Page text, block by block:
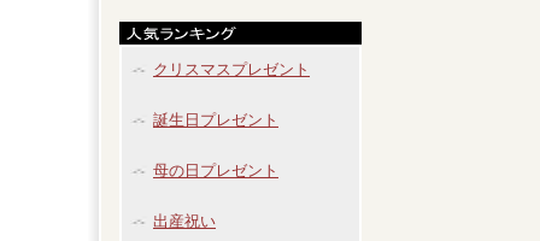
クリスマスプレゼント
誕生日プレゼント
母の日プレゼント
出産祝い